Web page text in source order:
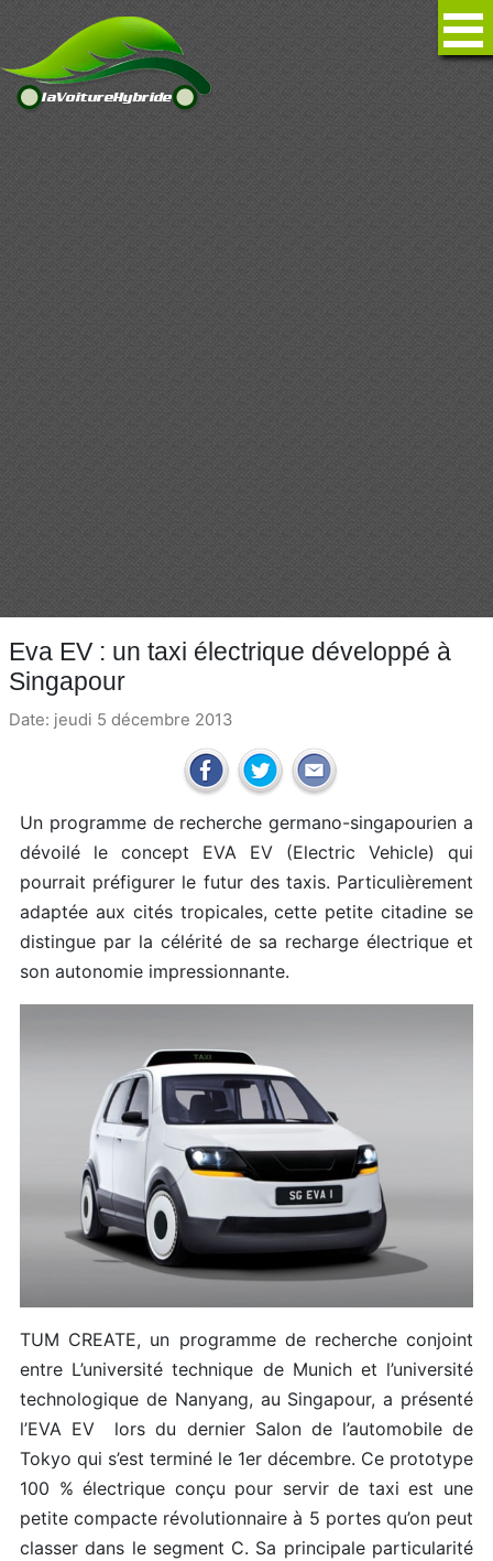
Eva EV : un taxi électrique développé à
Singapour
Date: jeudi 5 décembre 2013
Un programme de recherche germano-singapourien a
dévoilé le concept EVA EV (Electric Vehicle) qui
pourrait préfigurer le futur des taxis. Particulièrement
adaptée aux cités tropicales, cette petite citadine se
distingue par la célérité de sa recharge électrique et
son autonomie impressionnante.
TUM CREATE, un programme de recherche conjoint
entre L’université technique de Munich et l’université
technologique de Nanyang, au Singapour, a présenté
l’EVA EV lors du dernier Salon de l’automobile de
Tokyo qui s’est terminé le 1er décembre. Ce prototype
100 % électrique conçu pour servir de taxi est une
petite compacte révolutionnaire à 5 portes qu’on peut
classer dans le segment C. Sa principale particularité